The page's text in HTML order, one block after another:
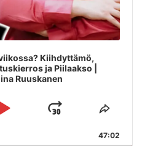
Kiihdyttämö,
ja Piilaakso |
Ruuskanen
PLAY JUMP
47:02